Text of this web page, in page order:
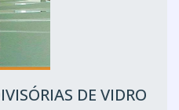
DE VIDRO